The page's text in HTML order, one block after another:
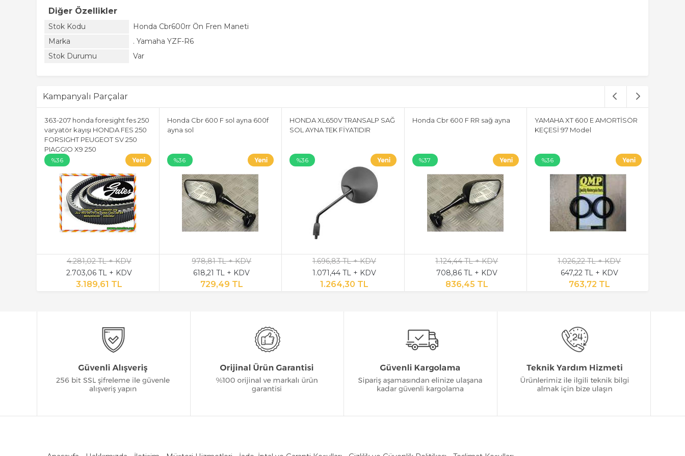
Diğer Özellikler
Stok Kodu
Honda Cbr600rr Ön Fren Maneti
Marka
. Yamaha YZF-R6
Stok Durumu
Var
Kampanyalı Parçalar
363-207 honda foresight fes 250
varyatör kayışı HONDA FES 250
FORSIGHT PEUGEOT SV 250
PIAGGIO X9 250
%36
4.281,02 TL + KDV
2.703,06 TL + KDV
3.189,61 TL
Honda Cbr 600 F sol ayna 600f
ayna sol
%36
978,81 TL + KDV
618,21 TL + KDV
729,49 TL
HONDA XL650V TRANSALP SAĞ
SOL AYNA TEK FİYATIDIR
%36
1.696,83 TL + KDV
1.071,44 TL + KDV
1.264,30 TL
Honda Cbr 600 F RR sağ ayna
%37
1.124,44 TL + KDV
708,86 TL + KDV
836,45 TL
YAMAHA XT 600 E AMORTİSÖR
KEÇESİ 97 Model
%36
1.026,22 TL + KDV
647,22 TL + KDV
763,72 TL